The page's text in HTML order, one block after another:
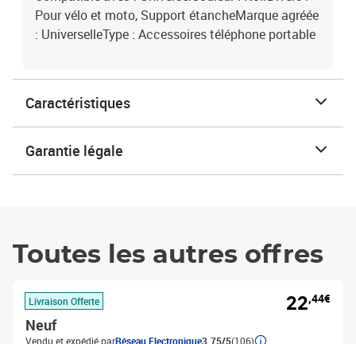
Pour vélo et moto, Support étancheMarque agréée
: UniverselleType : Accessoires téléphone portable
Caractéristiques
Garantie légale
Toutes les autres offres
Livraison Offerte
Neuf
Vendu et expédié parRéseau Electronique3.75/5(106)
22,44€